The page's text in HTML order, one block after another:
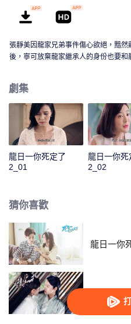
張靜美因龍家兄弟事件傷心欲絕，黯
後，寧可放棄龍家繼承人的身份也要
的生活再度掀起波瀾。
劇集
龍日一你死定了
2_01
龍日一你死
2_02
猜你喜歡
龍日一你